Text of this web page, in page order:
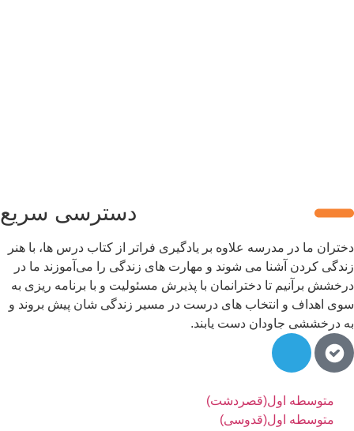
دسترسی سریع
دختران ما در مدرسه علاوه بر یادگیری فراتر از کتاب درس ها، با هنر
زندگی کردن آشنا می شوند و مهارت های زندگی را می‌آموزند ما در
درخشش برآنیم تا دخترانمان با پذیرش مسئولیت و با برنامه ریزی به
سوی اهداف و انتخاب های درست در مسیر زندگی شان پیش بروند و
به درخششی جاودان دست یابند.
متوسطه اول(قصردشت)
متوسطه اول(قدوسی)